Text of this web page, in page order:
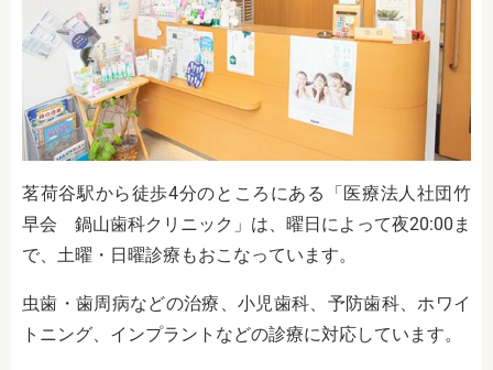
茗荷谷駅から徒歩4分のところにある「医療法人社団竹
早会 鍋山歯科クリニック」は、曜日によって夜20:00ま
で、土曜・日曜診療もおこなっています。
虫歯・歯周病などの治療、小児歯科、予防歯科、ホワイ
トニング、インプラントなどの診療に対応しています。